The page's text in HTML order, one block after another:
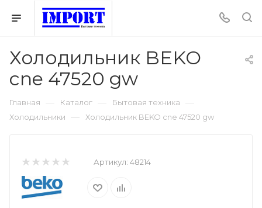
Холодильник BEKO
cne 47520 gw
Главная — Каталог — Бытовая техника —
Холодильники — Холодильник BEKO cne 47520 gw
Артикул: 48214